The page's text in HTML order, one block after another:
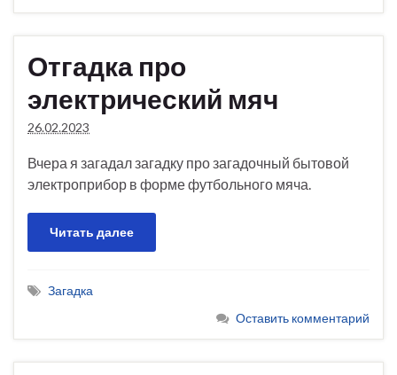
Отгадка про
электрический мяч
26.02.2023
Вчера я загадал загадку про загадочный бытовой
электроприбор в форме футбольного мяча.
Читать далее
Загадка
Оставить комментарий